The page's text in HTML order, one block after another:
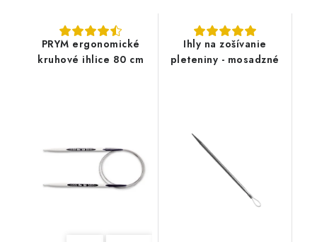
PRYM ergonomické
kruhové ihlice 80 cm
Ihly na zošívanie
pleteniny - mosadzné